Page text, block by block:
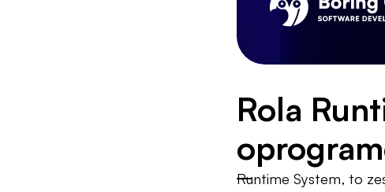
Rola
Runtime System, to